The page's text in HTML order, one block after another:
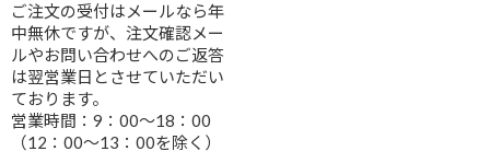
ご注文の受付はメールなら年
中無休ですが、注文確認メー
ルやお問い合わせへのご返答
は翌営業日とさせていただい
ております。
営業時間：9：00～18：00
（12：00～13：00を除く）